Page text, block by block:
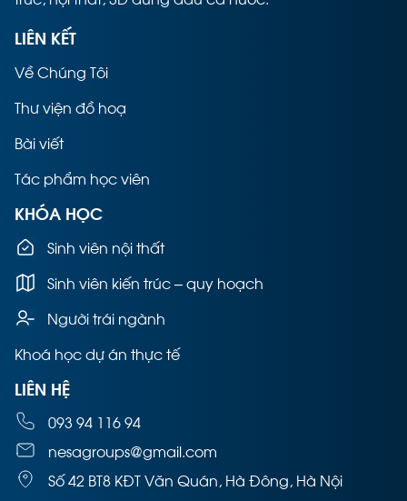
LIÊN KẾT
Về Chúng Tôi
Thư viện đồ hoạ
Bài viết
Tác phẩm học viên
KHÓA HỌC
Sinh viên nội thất
Sinh viên kiến trúc – quy hoạch
Người trái ngành
Khoá học dự án thực tế
LIÊN HỆ
093 94 116 94
nesagroups@gmail.com
Số 42 BT8 KĐT Văn Quán, Hà Đông, Hà Nội